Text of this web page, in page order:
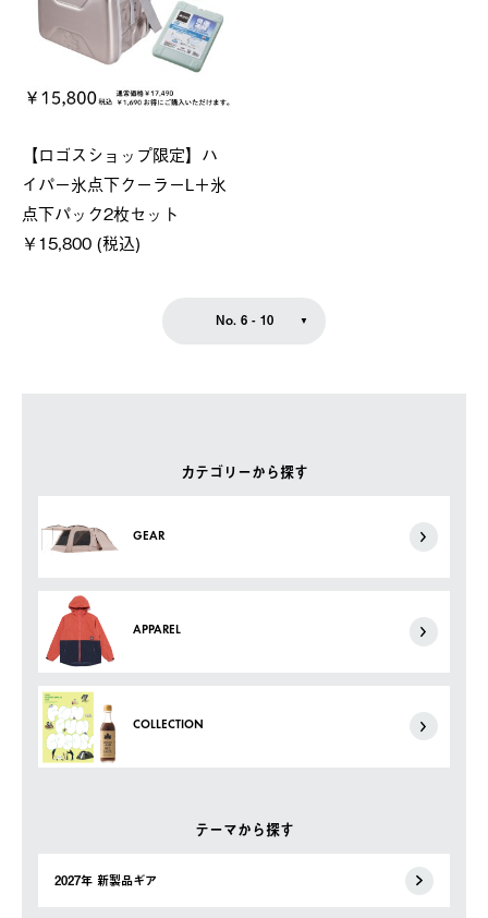
カテゴリーから探す
GEAR
APPAREL
COLLECTION
テーマから探す
2027年 新製品ギア
【ロゴスショップ限定】ハ
イパー氷点下クーラーL＋氷
点下パック2枚セット
￥15,800 (税込)
No. 6 - 10